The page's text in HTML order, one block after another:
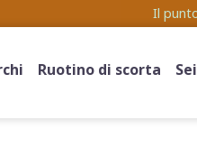
Competenza e
Ruotino di scorta